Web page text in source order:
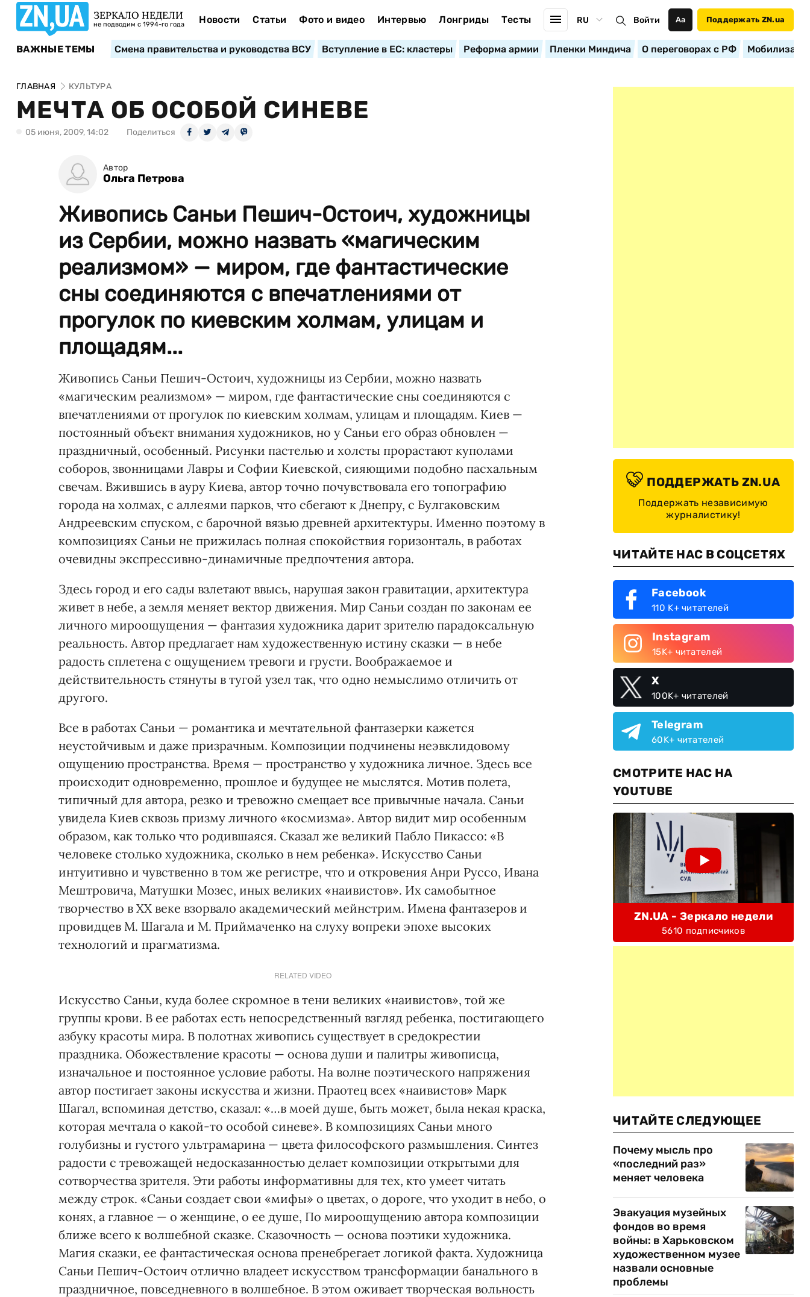
ЗЕРКАЛО НЕДЕЛИ
не подводим с 1994-го года Новости Статьи Фото и видео Интервью Лонгриды Тесты RU Войти Аа Поддержать ZN.ua
ВАЖНЫЕ ТЕМЫ Смена правительства и руководства ВСУ Вступление в ЕС: кластеры Реформа армии Пленки Миндича О переговорах с РФ
ГЛАВНАЯ КУЛЬТУРА
МЕЧТА ОБ ОСОБОЙ СИНЕВЕ
05 июня, 2009, 14:02 Поделиться
Автор
Ольга Петрова
Живопись Саньи Пешич-Остоич, художницы
из Сербии, можно назвать «магическим
реализмом» — миром, где фантастические
сны соединяются с впечатлениями от
прогулок по киевским холмам, улицам и
площадям...
Живопись Саньи Пешич-Остоич, художницы из Сербии, можно назвать
«магическим реализмом» — миром, где фантастические сны соединяются с
впечатлениями от прогулок по киевским холмам, улицам и площадям. Киев —
постоянный объект внимания художников, но у Саньи его образ обновлен —
праздничный, особенный. Рисунки пастелью и холсты прорастают куполами
соборов, звонницами Лавры и Софии Киевской, сияющими подобно пасхальным
свечам. Вжившись в ауру Киева, автор точно почувствовала его топографию
города на холмах, с аллеями парков, что сбегают к Днепру, с Булгаковским
Андреевским спуском, с барочной вязью древней архитектуры. Именно поэтому в
композициях Саньи не прижилась полная спокойствия горизонталь, в работах
очевидны экспрессивно-динамичные предпочтения автора.
Здесь город и его сады взлетают ввысь, нарушая закон гравитации, архитектура
живет в небе, а земля меняет вектор движения. Мир Саньи создан по законам ее
личного мироощущения — фантазия художника дарит зрителю парадоксальную
реальность. Автор предлагает нам художественную истину сказки — в небе
радость сплетена с ощущением тревоги и грусти. Воображаемое и
действительность стянуты в тугой узел так, что одно немыслимо отличить от
другого.
Все в работах Саньи — романтика и мечтательной фантазерки кажется
неустойчивым и даже призрачным. Композиции подчинены неэвклидовому
ощущению пространства. Время — пространство у художника личное. Здесь все
происходит одновременно, прошлое и будущее не мыслятся. Мотив полета,
типичный для автора, резко и тревожно смещает все привычные начала. Саньи
увидела Киев сквозь призму личного «космизма». Автор видит мир особенным
образом, как только что родившаяся. Сказал же великий Пабло Пикассо: «В
человеке столько художника, сколько в нем ребенка». Искусство Саньи
интуитивно и чувственно в том же регистре, что и откровения Анри Руссо, Ивана
Мештровича, Матушки Мозеc, иных великих «наивистов». Их самобытное
творчество в ХХ веке взорвало академический мейнстрим. Имена фантазеров и
провидцев М. Шагала и М. Приймаченко на слуху вопреки эпохе высоких
технологий и прагматизма.
RELATED VIDEO
Искусство Саньи, куда более скромное в тени великих «наивистов», той же
группы крови. В ее работах есть непосредственный взгляд ребенка, постигающего
азбуку красоты мира. В полотнах живопись существует в средокрестии
праздника. Обожествление красоты — основа души и палитры живописца,
изначальное и постоянное условие работы. На волне поэтического напряжения
автор постигает законы искусства и жизни. Праотец всех «наивистов» Марк
Шагал, вспоминая детство, сказал: «…в моей душе, быть может, была некая краска,
которая мечтала о какой-то особой синеве». В композициях Саньи много
голубизны и густого ультрамарина — цвета философского размышления. Синтез
радости с тревожащей недосказанностью делает композиции открытыми для
сотворчества зрителя. Эти работы информативны для тех, кто умеет читать
между строк. «Саньи создает свои «мифы» о цветах, о дороге, что уходит в небо, о
конях, а главное — о женщине, о ее душе, По мироощущению автора композиции
ближе всего к волшебной сказке. Сказочность — основа поэтики художника.
Магия сказки, ее фантастическая основа пренебрегает логикой факта. Художница
Саньи Пешич-Остоич отлично владеет искусством трансформации банального в
праздничное, повседневного в волшебное. В этом оживает творческая вольность
ПОДДЕРЖАТЬ ZN.UA
Поддержать независимую
журналистику!
ЧИТАЙТЕ НАС В СОЦСЕТЯХ
Facebook
110 K+ читателей
Instagram
15K+ читателей
X
100K+ читателей
Telegram
60K+ читателей
СМОТРИТЕ НАС НА
YOUTUBE
ZN.UA - Зеркало недели
5610 подписчиков
ЧИТАЙТЕ СЛЕДУЮЩЕЕ
Почему мысль про
«последний раз»
меняет человека
Эвакуация музейных
фондов во время
войны: в Харьковском
художественном музее
назвали основные
проблемы